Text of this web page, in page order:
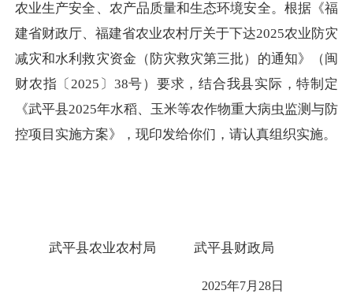
农业生产安全、农产品质量和生态环境安全。根据《福
建省财政厅、福建省农业农村厅关于下达2025农业防灾
减灾和水利救灾资金（防灾救灾第三批）的通知》（闽
财农指〔2025〕38号）要求，结合我县实际，特制定
《武平县2025年水稻、玉米等农作物重大病虫监测与防
控项目实施方案》，现印发给你们，请认真组织实施。
武平县农业农村局 武平县财政局
2025年7月28日